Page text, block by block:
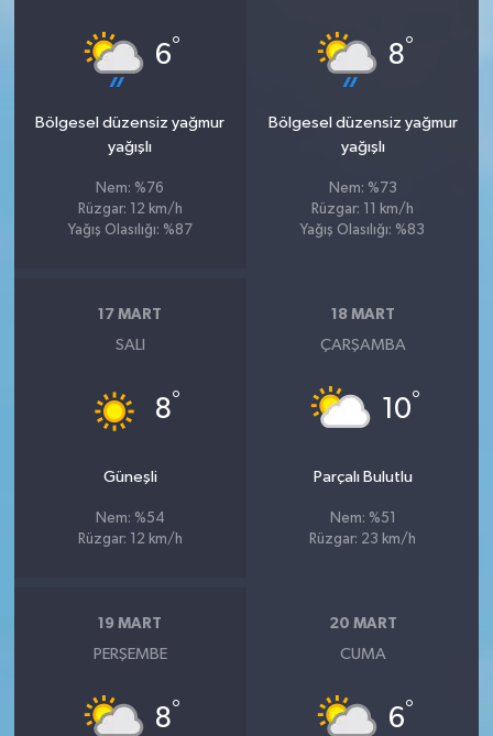
6°
Bölgesel düzensiz yağmur
yağışlı
Nem: %76
Rüzgar: 12 km/h
Yağış Olasılığı: %87
8°
Bölgesel düzensiz yağmur
yağışlı
Nem: %73
Rüzgar: 11 km/h
Yağış Olasılığı: %83
17 MART
SALI
8°
Güneşli
Nem: %54
Rüzgar: 12 km/h
18 MART
ÇARŞAMBA
10°
Parçalı Bulutlu
Nem: %51
Rüzgar: 23 km/h
19 MART
PERŞEMBE
8°
20 MART
CUMA
6°